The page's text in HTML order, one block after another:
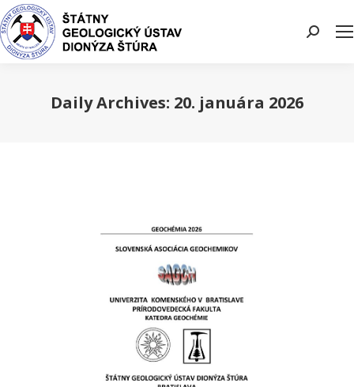
Search:
Daily Archives: 20. januára 2026